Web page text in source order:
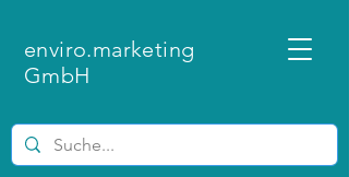
enviro.marketing
GmbH